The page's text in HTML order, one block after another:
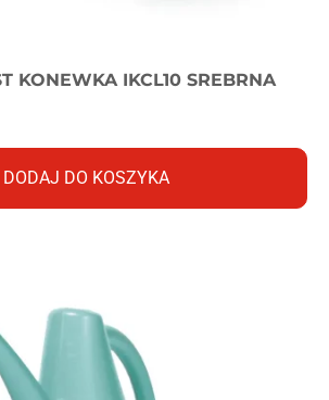
KONEWKA IKCL10 SREBRNA
DODAJ DO KOSZYKA